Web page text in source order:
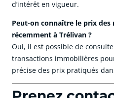
d’intérêt en vigueur.
Peut-on connaître le prix des
récemment à Trélivan ?
Oui, il est possible de
transactions immobilières
précise des prix pratiqués